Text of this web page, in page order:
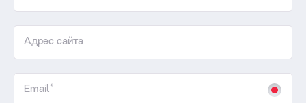
Адрес сайта
Email*